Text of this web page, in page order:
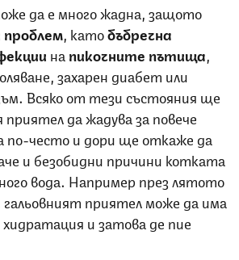
да е много жадна, защото
проблем , катобъбречна
на пикочните пътища
захарен диабет или
Всяко от тези състояния ще
приятел да жадува за повече
по-често и дори ще откаже да
и безобидни причини котката
вода. Например през лятото
приятел може да има
и затова де пие